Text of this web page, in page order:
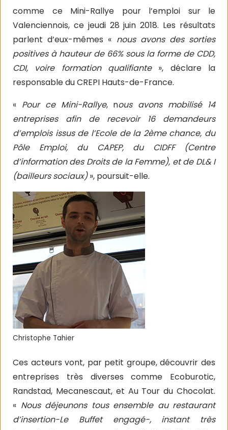
comme ce Mini-Rallye pour l’emploi sur le
Valenciennois, ce jeudi 28 juin 2018. Les résultats
parlent d’eux-mêmes « nous avons des sorties
positives à hauteur de 66% sous la forme de CDD,
CDI, voire formation qualifiante », déclare la
responsable du CREPI Hauts-de-France.
« Pour ce Mini-Rallye, nous avons mobilisé 14
entreprises afin de recevoir 16 demandeurs
d’emplois issus de l’Ecole de la 2ème chance, du
Pôle Emploi, du CAPEP, du CIDFF (Centre
d’information des Droits de la Femme), et de DL& I
(bailleurs sociaux)», poursuit-elle.
Christophe Tahier
Ces acteurs vont, par petit groupe, découvrir des
entreprises très diverses comme Ecoburotic,
Randstad, Mecanescaut, et Au Tour du Chocolat.
« Nous déjeunons tous ensemble au restaurant
d’insertion-Le Buffet engagé-, instant très